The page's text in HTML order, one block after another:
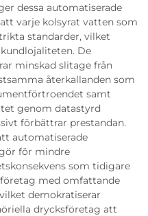
dessa automatiserade
varje kolsyrat vatten som
standarder, vilket
De
minskad slitage från
återkallanden som
samt
genom datastyrd
förbättrar prestandan.
automatiserade
för mindre
som tidigare
med omfattande
demokratiserar
drycksföretag att